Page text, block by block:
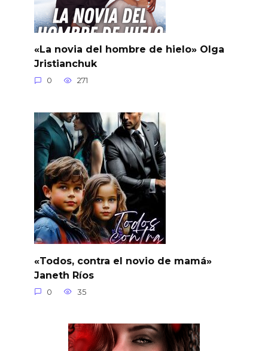
«La novia del hombre de hielo» Olga
Jristianchuk
0 271
«Todos, contra el novio de mamá»
Janeth Ríos
0 35